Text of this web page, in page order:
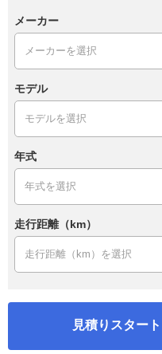
メーカー
モデル
年式
走行距離（km）
見積りスタート